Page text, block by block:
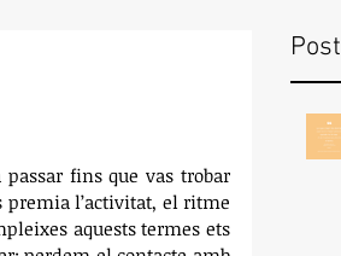
fins que vas trobar
premia l’activitat, el ritme
aquests termes ets